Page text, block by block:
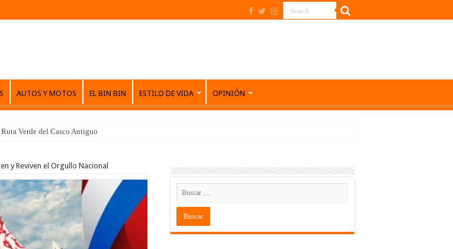
AUTOS Y MOTOS EL BIN BIN ESTILO DE VIDA OPINIÓN
Verde del Casco Antiguo
y Reviven el Orgullo Nacional